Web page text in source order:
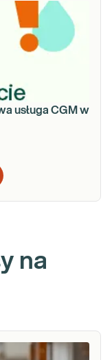
usługa CGM w
na